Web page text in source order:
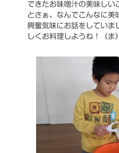
できたお味噌汁の美味しい
とさぁ、なんでこんなに美
興奮気味にお話をしていま
しくお料理しようね！（ま）